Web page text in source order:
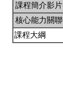
課程簡介影片
核心能力關聯
課程大綱